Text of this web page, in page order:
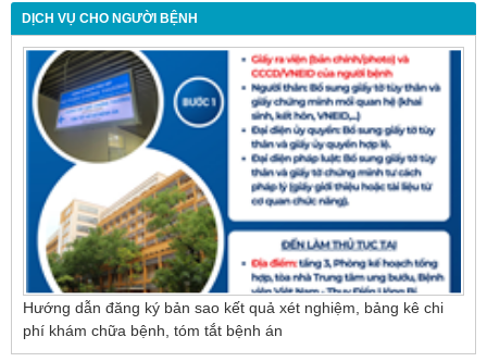
chậm trễ
Nội soi mật tụy ngược dòng – Giải pháp tối ưu
cho người bệnh sỏi ống mật chủ
DỊCH VỤ CHO NGƯỜI BỆNH
Hướng dẫn đăng ký bản sao kết quả xét nghiệm, bảng kê chi
phí khám chữa bệnh, tóm tắt bệnh án